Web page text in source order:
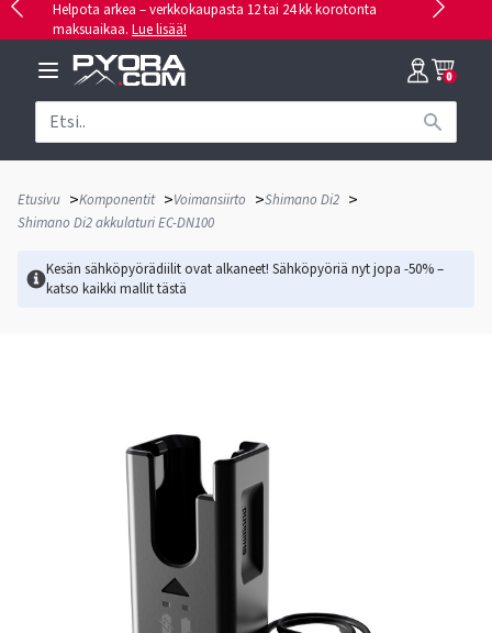
Helpota arkea – verkkokaupasta 12 tai 24 kk korotonta
maksuaikaa. Lue lisää!
0
Etusivu >Komponentit >Voimansiirto >Shimano Di2 >
Shimano Di2 akkulaturi EC-DN100
Kesän sähköpyörädiilit ovat alkaneet! Sähköpyöriä nyt jopa -50% –
katso kaikki mallittästä